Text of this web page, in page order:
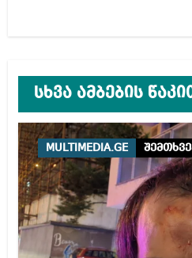
სხვა ამბების
MULTIMEDIA.GE